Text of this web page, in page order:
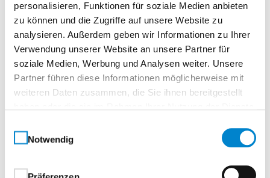
personalisieren, Funktionen für soziale Medien anbieten
zu können und die Zugriffe auf unsere Website zu
analysieren. Außerdem geben wir Informationen zu Ihrer
Verwendung unserer Website an unsere Partner für
soziale Medien, Werbung und Analysen weiter. Unsere
Partner führen diese Informationen möglicherweise mit
weiteren Daten zusammen, die Sie ihnen bereitgestellt
Notwendig